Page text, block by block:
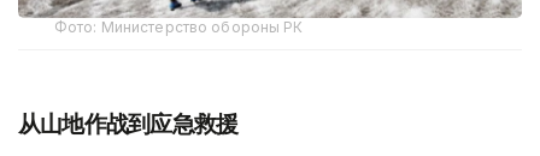
Фото: Министерство обороны РК
从山地作战到应急救援